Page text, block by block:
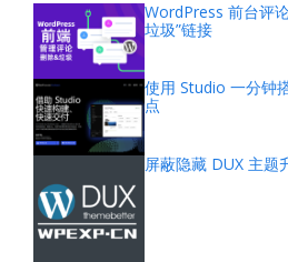
WordPress 前台评
垃圾”链接
使用 Studio 一分钟
点
屏蔽隐藏 DUX 主题